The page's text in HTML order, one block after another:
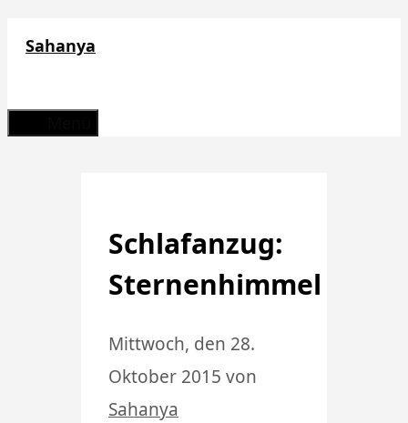
Sahanya
Schlafanzug:
Sternenhimmel
Mittwoch, den 28.
Oktober 2015 von
Sahanya